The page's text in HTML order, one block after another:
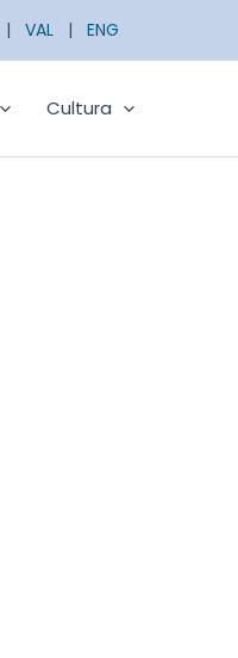
| VAL | ENG
Cultura